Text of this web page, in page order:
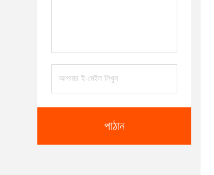
পাঠান